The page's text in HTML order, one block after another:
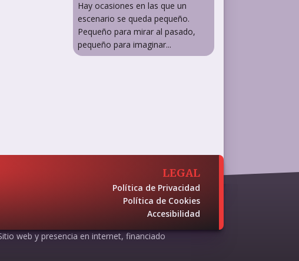
Hay ocasiones en las que un
escenario se queda pequeño.
Pequeño para mirar al pasado,
pequeño para imaginar...
LEGAL
Política de Privacidad
Política de Cookies
Accesibilidad
web y presencia en internet, financiado